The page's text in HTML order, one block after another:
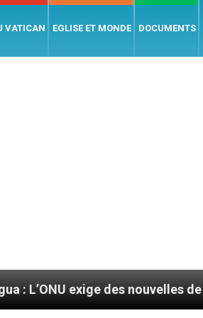
VATICAN EGLISE ET MONDE DOCUMENTS
des nouvelles de Mgr Mata